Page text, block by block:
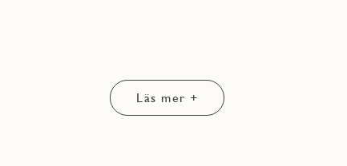
från Electrolux ingår: dubbla kyl/frysar, inbyggd ugn och
Läs mer +